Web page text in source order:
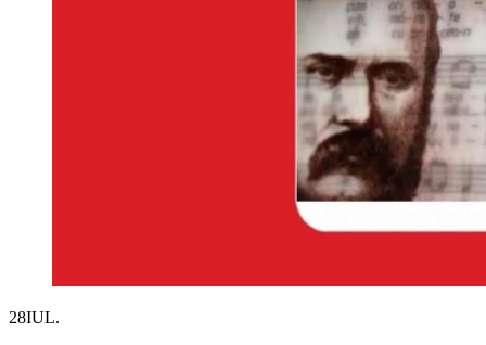
28IUL.